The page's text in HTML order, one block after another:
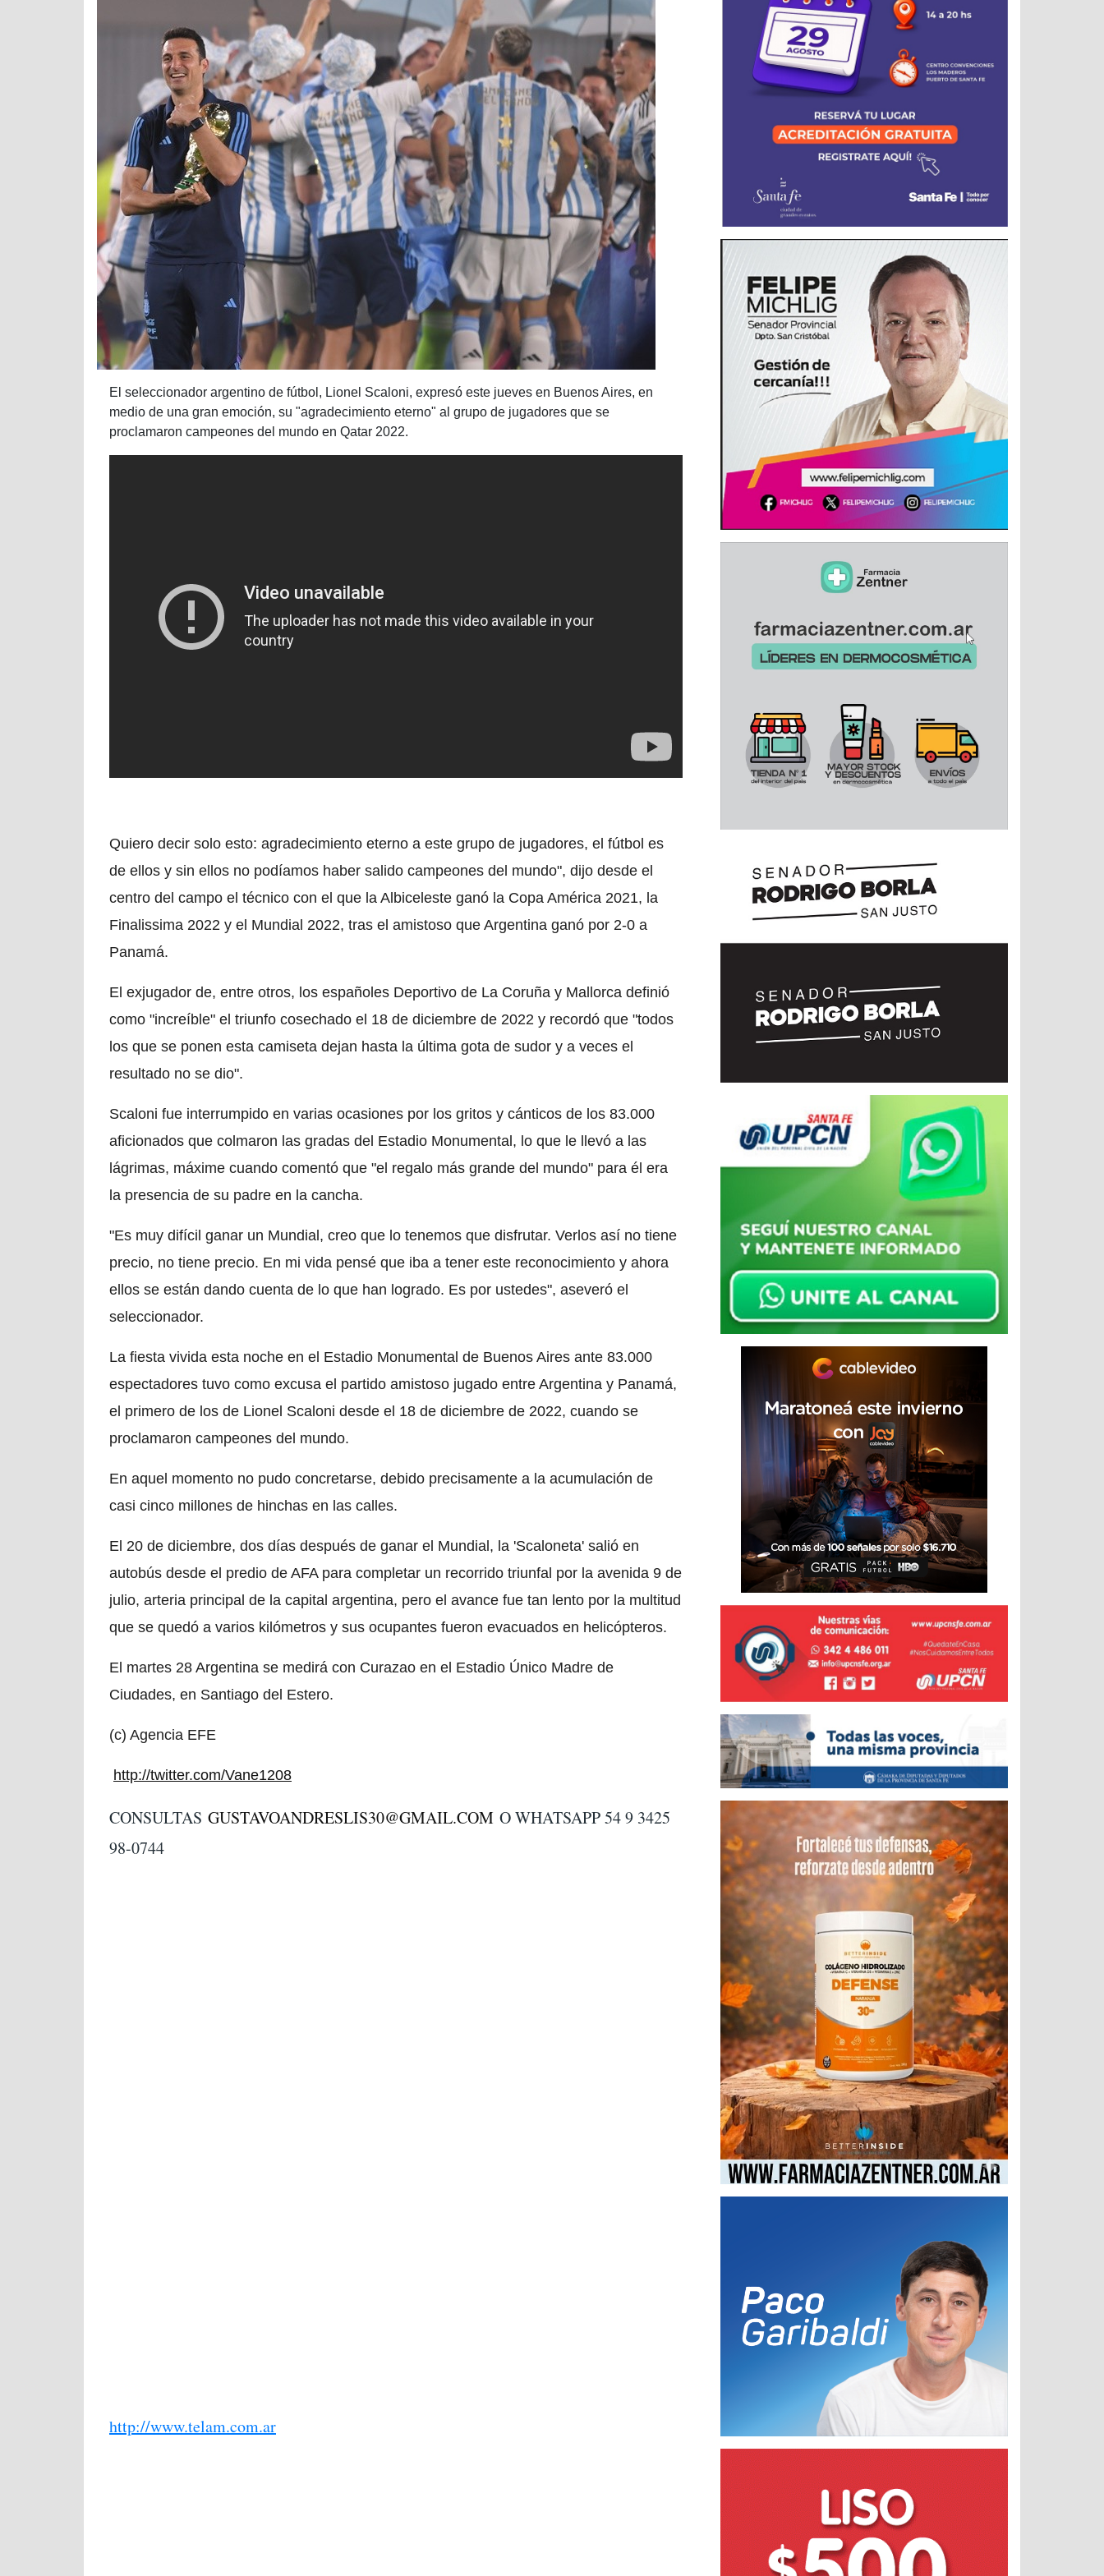
El seleccionador argentino de fútbol, Lionel Scaloni, expresó este jueves en Buenos Aires, en
medio de una gran emoción, su "agradecimiento eterno" al grupo de jugadores que se
proclamaron campeones del mundo en Qatar 2022.
Quiero decir solo esto: agradecimiento eterno a este grupo de jugadores, el fútbol es
de ellos y sin ellos no podíamos haber salido campeones del mundo", dijo desde el
centro del campo el técnico con el que la Albiceleste ganó la Copa América 2021, la
Finalissima 2022 y el Mundial 2022, tras el amistoso que Argentina ganó por 2-0 a
Panamá.
El exjugador de, entre otros, los españoles Deportivo de La Coruña y Mallorca definió
como "increíble" el triunfo cosechado el 18 de diciembre de 2022 y recordó que "todos
los que se ponen esta camiseta dejan hasta la última gota de sudor y a veces el
resultado no se dio".
Scaloni fue interrumpido en varias ocasiones por los gritos y cánticos de los 83.000
aficionados que colmaron las gradas del Estadio Monumental, lo que le llevó a las
lágrimas, máxime cuando comentó que "el regalo más grande del mundo" para él era
la presencia de su padre en la cancha.
"Es muy difícil ganar un Mundial, creo que lo tenemos que disfrutar. Verlos así no tiene
precio, no tiene precio. En mi vida pensé que iba a tener este reconocimiento y ahora
ellos se están dando cuenta de lo que han logrado. Es por ustedes", aseveró el
seleccionador.
La fiesta vivida esta noche en el Estadio Monumental de Buenos Aires ante 83.000
espectadores tuvo como excusa el partido amistoso jugado entre Argentina y Panamá,
el primero de los de Lionel Scaloni desde el 18 de diciembre de 2022, cuando se
proclamaron campeones del mundo.
En aquel momento no pudo concretarse, debido precisamente a la acumulación de
casi cinco millones de hinchas en las calles.
El 20 de diciembre, dos días después de ganar el Mundial, la 'Scaloneta' salió en
autobús desde el predio de AFA para completar un recorrido triunfal por la avenida 9 de
julio, arteria principal de la capital argentina, pero el avance fue tan lento por la multitud
que se quedó a varios kilómetros y sus ocupantes fueron evacuados en helicópteros.
El martes 28 Argentina se medirá con Curazao en el Estadio Único Madre de
Ciudades, en Santiago del Estero.
(c) Agencia EFE
http://twitter.com/Vane1208
CONSULTAS GUSTAVOANDRESLIS30@GMAIL.COM O WHATSAPP 54 9 3425
98-0744
http://www.telam.com.ar